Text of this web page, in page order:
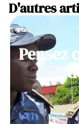
D'autres
Pensez